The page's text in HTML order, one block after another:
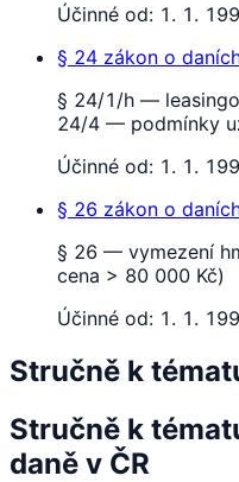
Účinné od: 1. 1.
§ 24 zákon o
§ 24/1/h —
24/4 — podmínky
Účinné od: 1. 1.
§ 26 zákon o
§ 26 — vymezení
cena > 80 000 Kč)
Účinné od: 1. 1.
Stručně k
Stručně k
daně v ČR